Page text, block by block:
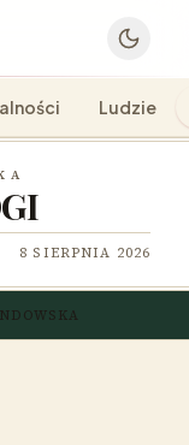
Ludzie
8 SIERPNIA 2026